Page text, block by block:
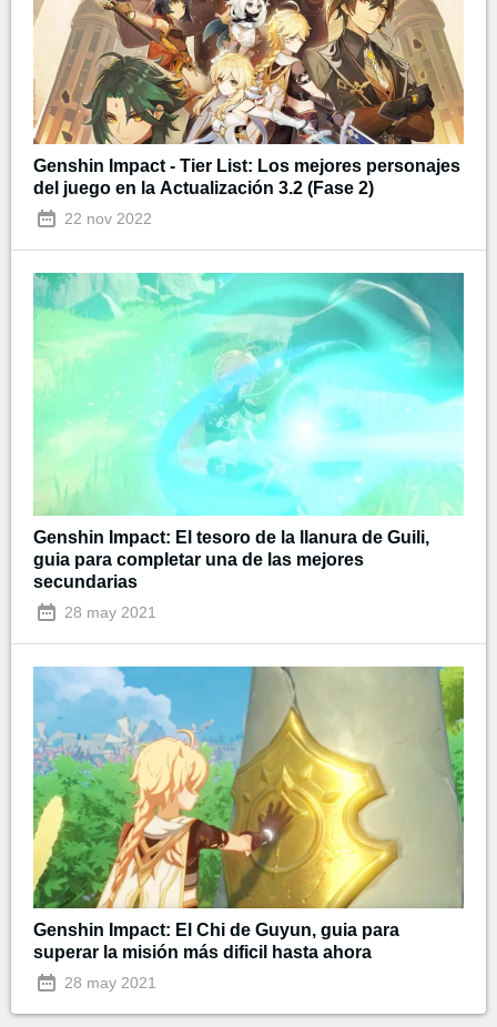
Genshin Impact - Tier List: Los mejores personajes
del juego en la Actualización 3.2 (Fase 2)
22 nov 2022
Genshin Impact: El tesoro de la llanura de Guili,
guia para completar una de las mejores
secundarias
28 may 2021
Genshin Impact: El Chi de Guyun, guia para
superar la misión más dificil hasta ahora
28 may 2021